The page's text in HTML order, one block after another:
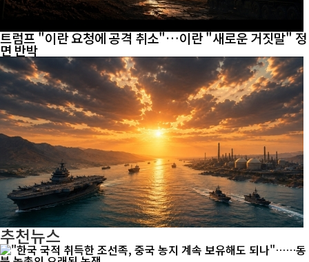
트럼프 "이란 요청에 공격 취소"…이란 "새로운 거짓말" 정
면 반박
추천뉴스